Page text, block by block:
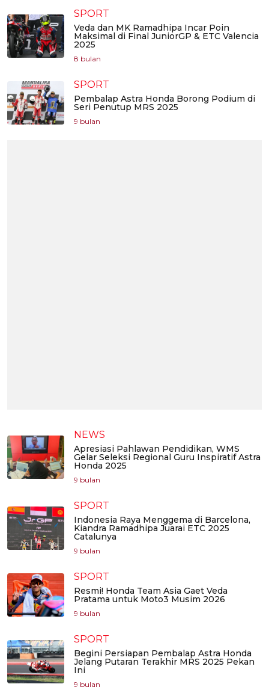
SPORT
Veda dan MK Ramadhipa Incar Poin
Maksimal di Final JuniorGP & ETC Valencia
2025
8 bulan
SPORT
Pembalap Astra Honda Borong Podium di
Seri Penutup MRS 2025
9 bulan
NEWS
Apresiasi Pahlawan Pendidikan, WMS
Gelar Seleksi Regional Guru Inspiratif Astra
Honda 2025
9 bulan
SPORT
Indonesia Raya Menggema di Barcelona,
Kiandra Ramadhipa Juarai ETC 2025
Catalunya
9 bulan
SPORT
Resmi! Honda Team Asia Gaet Veda
Pratama untuk Moto3 Musim 2026
9 bulan
SPORT
Begini Persiapan Pembalap Astra Honda
Jelang Putaran Terakhir MRS 2025 Pekan
Ini
9 bulan